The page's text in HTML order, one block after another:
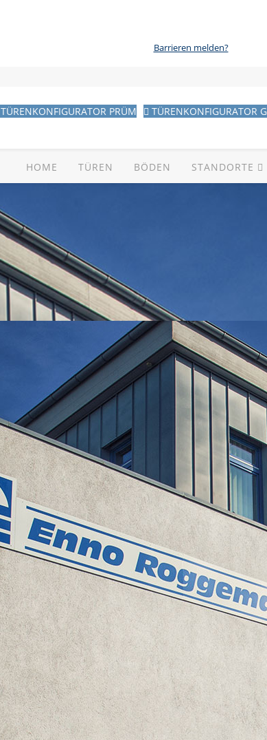
Barrieren melden?
TÜRENKONFIGURATOR PRÜM TÜRENKONFIGURATOR
HOME TÜREN BÖDEN STANDORTE